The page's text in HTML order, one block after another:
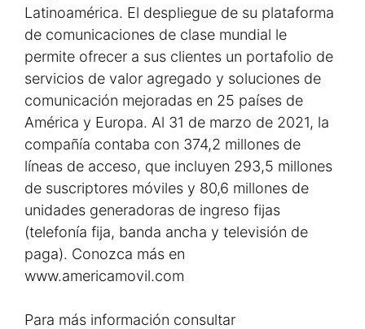
Latinoamérica. El despliegue de su plataforma
de comunicaciones de clase mundial le
permite ofrecer a sus clientes un portafolio de
servicios de valor agregado y soluciones de
comunicación mejoradas en 25 países de
América y Europa. Al 31 de marzo de 2021, la
compañía contaba con 374,2 millones de
líneas de acceso, que incluyen 293,5 millones
de suscriptores móviles y 80,6 millones de
unidades generadoras de ingreso fijas
(telefonía fija, banda ancha y televisión de
paga). Conozca más en
www.americamovil.com
Para más información consultar